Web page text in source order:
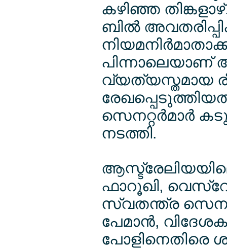
കഴിഞ്ഞ
ബില്‍
പിന്നാലെയാണ്
വ്യത്യസ്തമായ
സെനറ്റര്‍മാര്‍
നടത്തി.
ഫാറൂഖി,
സ്വതന്ത്ര
പേമാന്‍,
പോളിനെതിരെ